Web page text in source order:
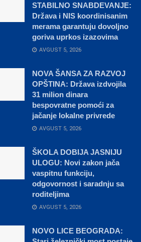
STABILNO SNABDEVANJE:
Država i NIS koordinisanim
merama garantuju dovoljno
goriva uprkos izazovima
AVGUST 5, 2026
NOVA ŠANSA ZA RAZVOJ
OPŠTINA: Država izdvojila
31 milion dinara
bespovratne pomoći za
jačanje lokalne privrede
AVGUST 5, 2026
ŠKOLA DOBIJA JASNIJU
ULOGU: Novi zakon jača
vaspitnu funkciju,
odgovornost i saradnju sa
roditeljima
AVGUST 5, 2026
NOVO LICE BEOGRADA: